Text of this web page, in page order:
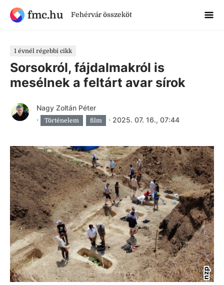
fmc.hu Fehérvár összeköt
1 évnél régebbi cikk
Sorsokról, fájdalmakról is
mesélnek a feltárt avar sírok
Nagy Zoltán Péter
·
Történelem film · 2025. 07. 16., 07:44
nzp